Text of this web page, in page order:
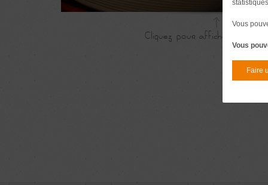
Vous
Vous
Faire